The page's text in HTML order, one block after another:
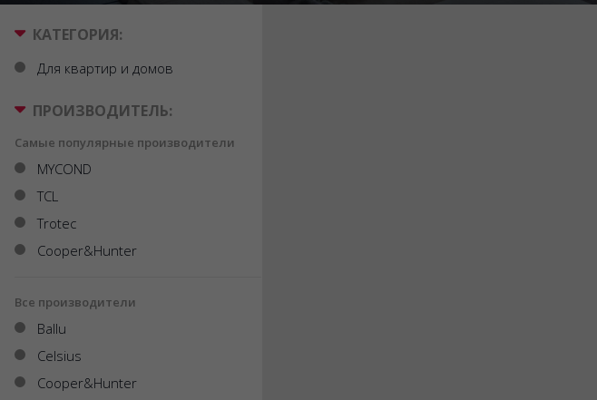
КАТЕГОРИЯ:
Для квартир и домов
ПРОИЗВОДИТЕЛЬ:
Самые популярные производители
MYCOND
TCL
Trotec
Cooper&Hunter
Все производители
Ballu
Celsius
Cooper&Hunter